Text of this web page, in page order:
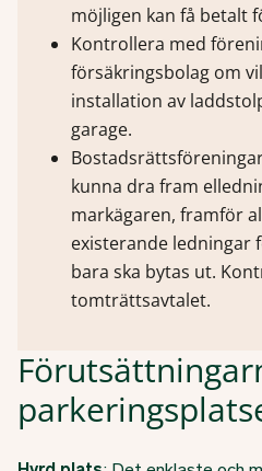
möjligen kan få betalt
Kontrollera med
försäkringsbolag om
installation av
garage.
kunna dra fram
markägaren, framför
existerande ledningar
bara ska bytas ut.
tomträttsavtalet.